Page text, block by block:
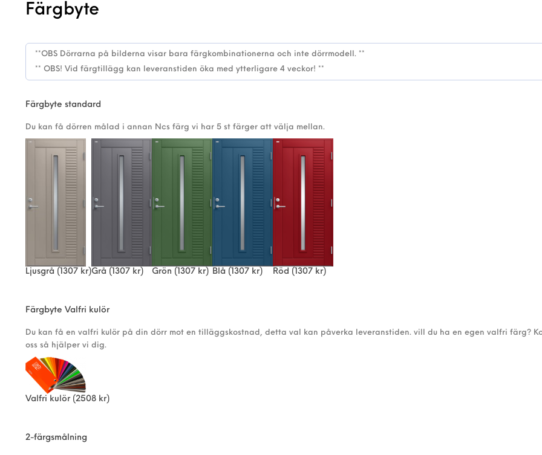
Färgbyte
Färgbyte standard
Du kan få dörren målad i annan Ncs färg vi har 5 st färger att välja mellan.
Ljusgrå (1307 kr)Grå (1307 kr) Grön (1307 kr) Blå (1307 kr) Röd (1307 kr)
Färgbyte Valfri kulör
Du kan få en valfri kulör på din dörr mot en tilläggskostnad, detta val kan påverka leveranstiden. vill du ha en egen valfri färg?
oss så hjälper vi dig.
Valfri kulör(2508 kr)
2-färgsmålning